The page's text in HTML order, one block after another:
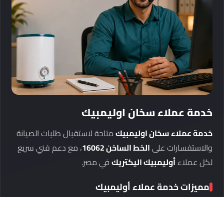
خدمة عملاء سخان اوليمبيك
خدمة عملاء سخان اوليمبيكمتاحة لاستقبال طلبات الصيانة
والاستفسارات علىالخط الساخن 16062
، مع دعم فني سريع
لكل عملاءأوليمبيك اليكتريكفي مصر.
مميزات خدمة عملاء أوليمبيك